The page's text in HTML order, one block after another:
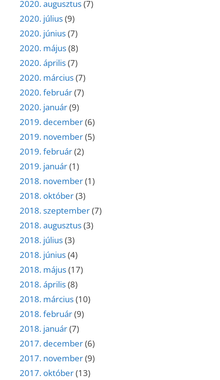
2020. augusztus(7)
2020. július(9)
2020. június(7)
2020. május(8)
2020. április(7)
2020. március(7)
2020. február(7)
2020. január(9)
2019. december(6)
2019. november(5)
2019. február(2)
2019. január(1)
2018. november(1)
2018. október(3)
2018. szeptember(7)
2018. augusztus(3)
2018. július(3)
2018. június(4)
2018. május(17)
2018. április(8)
2018. március(10)
2018. február(9)
2018. január(7)
2017. december(6)
2017. november(9)
2017. október(13)